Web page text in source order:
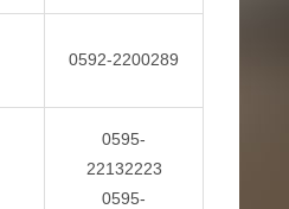
0592-2200289
0595-
22132223
0595-